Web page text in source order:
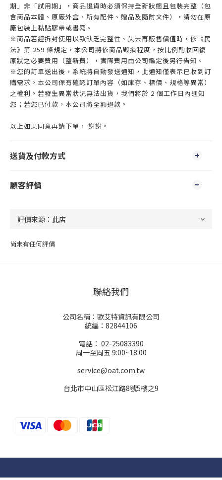
期」非「試用期」，商品退貨時必須保持全新狀態且包裝完整（包
含商品本體、原廠外盒、所有配件、贈品及隨附文件），請勿在原
廠包裝上黏貼膠帶或書寫。
※商品若經拆封使用以致缺乏完整性、失去再販售價值時，依《民
法》第 259 條規定，本公司將依商品毀損程度，按比例酌收回復
原狀之必要費用（整新費），實際費用由公司鑑定後另行告知。
※您的訂單送出後，系統將自動發送通知，此通知僅表示已收到訂
購需求。本公司保有確認訂單內容（如庫存、標價、規格等異常）
之權利。若發生異常狀況無法出貨，我們將於 2 個工作日內通知
您；若您已付款，本公司將全額退款。
以上如果同意再請下單， 謝謝。
送貨及付款方式
顧客評價
尚未有任何評價
聯絡我們
公司名稱：歐艾特資訊有限公司
統編：82844106
電話： 02-25083390
周一至周五 9:00~18:00
service@oat.com.tw
台北市中山區松江路8號5樓之9